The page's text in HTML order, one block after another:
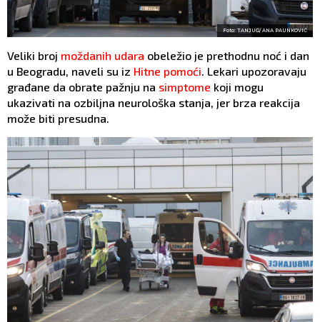
Foto: TANJUG/ ANA PAUNKOVIĆ
Veliki broj moždanih udara obeležio je prethodnu noć i dan
u Beogradu, naveli su iz Hitne pomoći. Lekari upozoravaju
građane da obrate pažnju na simptome koji mogu
ukazivati na ozbiljna neurološka stanja, jer brza reakcija
može biti presudna.